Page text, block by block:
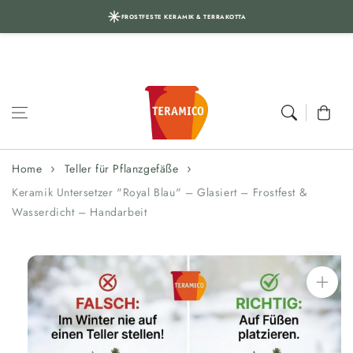
FROSTFESTE KERAMIK & TERRAKOTTA
Cart
Home
Teller für Pflanzgefäße
Keramik Untersetzer "Royal Blau" – Glasiert – Frostfest &
Wasserdicht – Handarbeit
product
information